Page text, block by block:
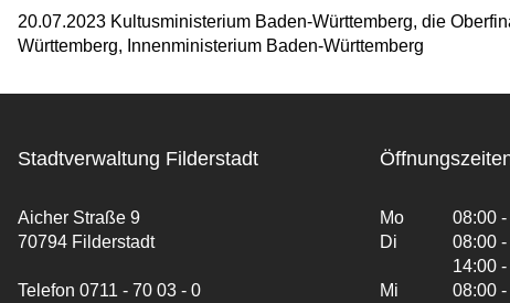
20.07.2023 Kultusministerium Baden-Württemberg, die
Württemberg, Innenministerium Baden-Württemberg
Stadtverwaltung Filderstadt
Aicher Straße 9
70794 Filderstadt
Telefon 0711 - 70 03 - 0
Mo
08:00
Di
08:00
14:00
Mi
08:00